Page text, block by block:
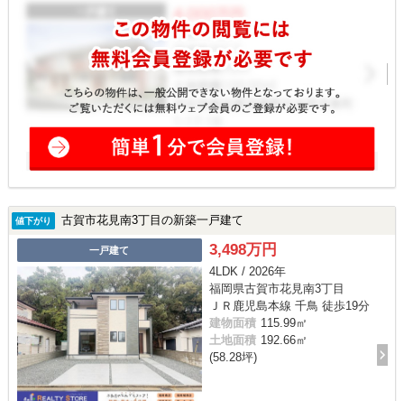
値下がり 古賀市花見南3丁目の新築一戸建て
一戸建て 3,498万円
4LDK / 2026年
福岡県古賀市花見南3丁目
ＪＲ鹿児島本線 千鳥 徒歩19分
建物面積 115.99㎡
土地面積 192.66㎡
(58.28坪)